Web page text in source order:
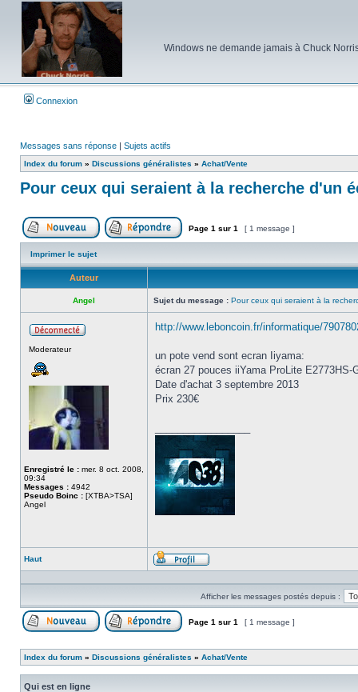
Windows ne demande jamais à Chuck
Connexion
Messages sans réponse | Sujets actifs
Index du forum » Discussions généralistes » Achat/Vente
Pour ceux qui seraient à la recherche d'un
Poster un nouveau sujetRépondre au sujet
Page 1 sur 1 [ 1 message ]
Imprimer le sujet
Auteur
Angel Sujet du message : Pour ceux qui seraient à la
Moderateur
Enregistré le : mer. 8 oct. 2008,
09:34
Messages : 4942
Pseudo Boinc : [XTBA>TSA]
Angel
http://www.leboncoin.fr/informatique/
un pote vend sont ecran Iiyama:
écran 27 pouces iiYama ProLite
Date d'achat 3 septembre 2013
Prix 230€
Haut
Profil
Afficher les messages postés depuis :
Page 1 sur 1 [ 1 message ]
Index du forum » Discussions généralistes » Achat/Vente
Qui est en ligne